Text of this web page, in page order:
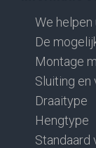
We
De
Montage
Sluiting
Draaitype
Hengtype
Standaard